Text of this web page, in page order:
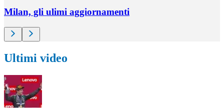
Milan, gli ulimi aggiornamenti
Ultimi video